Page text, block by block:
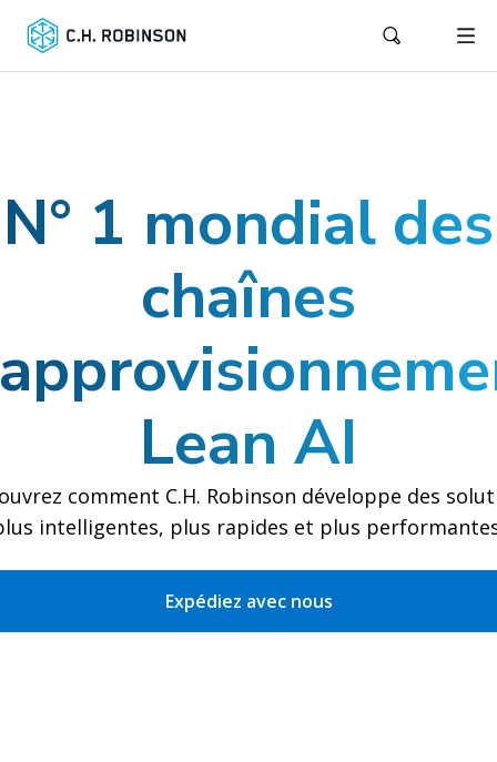
N° 1 mondial des
chaînes
Lean AI
comment C.H. Robinson développe des
intelligentes, plus rapides et plus
Expédiez avec nous